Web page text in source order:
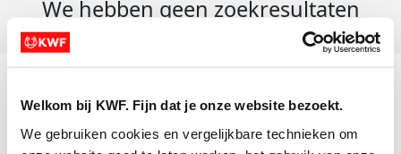
Welkom bij KWF. Fijn dat je onze website bezoekt.
We gebruiken cookies en vergelijkbare technieken om
We hebben geen zoekresultaten
Actiematerialen
Evenementen